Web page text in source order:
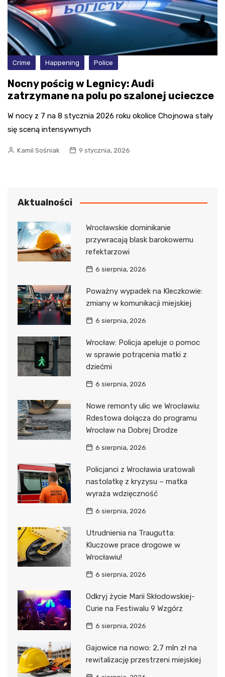
Crime Happening Police
Nocny pościg w Legnicy: Audi
zatrzymane na polu po szalonej ucieczce
W nocy z 7 na 8 stycznia 2026 roku okolice Chojnowa stały
się sceną intensywnych
Kamil Sośniak 9 stycznia, 2026
Aktualności
Wrocławskie dominikanie
przywracają blask barokowemu
refektarzowi
6 sierpnia, 2026
Poważny wypadek na Kleczkowie:
zmiany w komunikacji miejskiej
6 sierpnia, 2026
Wrocław: Policja apeluje o pomoc
w sprawie potrącenia matki z
dziećmi
6 sierpnia, 2026
Nowe remonty ulic we Wrocławiu:
Rdestowa dołącza do programu
Wrocław na Dobrej Drodze
6 sierpnia, 2026
Policjanci z Wrocławia uratowali
nastolatkę z kryzysu – matka
wyraża wdzięczność
6 sierpnia, 2026
Utrudnienia na Traugutta:
Kluczowe prace drogowe w
Wrocławiu!
6 sierpnia, 2026
Odkryj życie Marii Skłodowskiej-
Curie na Festiwalu 9 Wzgórz
6 sierpnia, 2026
Gajowice na nowo: 2,7 mln zł na
rewitalizację przestrzeni miejskiej